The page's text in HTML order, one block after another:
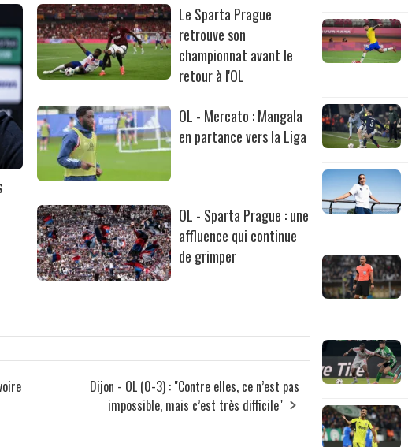
Le Sparta Prague
retrouve son
championnat avant le
retour à l'OL
OL - Mercato : Mangala
en partance vers la Liga
OL - Sparta Prague : une
affluence qui continue
de grimper
Dijon - OL (0-3) : "Contre elles, ce n’est pas
impossible, mais c’est très difficile"